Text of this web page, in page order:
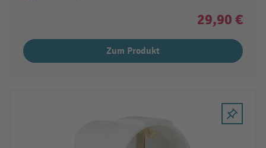
29,90 €
Zum Produkt